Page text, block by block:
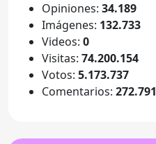
Opiniones: 34.189
Imágenes: 132.733
Videos: 0
Visitas: 74.200.154
Votos: 5.173.737
Comentarios: 272.791